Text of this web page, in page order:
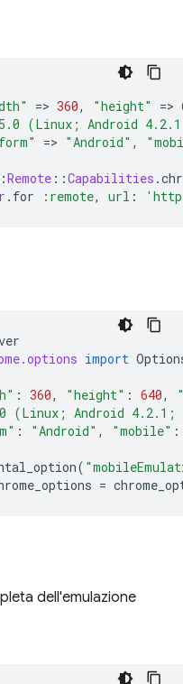
=> 360, "height" =>
(Linux; Android 4.2.1;
=> "Android" ,
Remote ::Capabilities .
. for :remote, url :
import
: 360, "height" : 640,
(Linux; Android 4.2.1;
: "Android" , "mobile" :
(
=
dell'emulazione